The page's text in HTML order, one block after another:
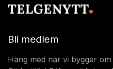
Bli medlem
Häng med när vi bygger